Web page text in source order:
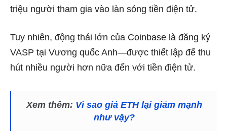
triệu người tham gia vào làn sóng tiền điện tử.
Tuy nhiên, động thái lớn của Coinbase là đăng ký
VASP tại Vương quốc Anh—được thiết lập để thu
hút nhiều người hơn nữa đến với tiền điện tử.
Xem thêm: Vì sao giá ETH lại giảm mạnh
như vậy?